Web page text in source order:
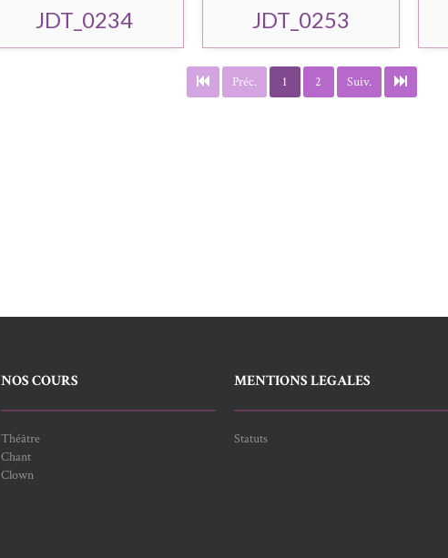
JDT_0234 JDT_0253
Préc. 1 2 Suiv.
NOS COURS
Théâtre
Chant
Clown
MENTIONS LEGALES
Statuts